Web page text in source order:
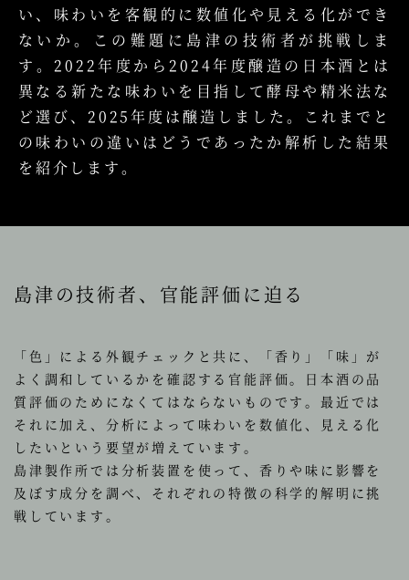
い、味わいを客観的に数値化や見える化ができ
ないか。この難題に島津の技術者が挑戦しま
す。2022年度から2024年度醸造の日本酒とは
異なる新たな味わいを目指して酵母や精米法な
ど選び、2025年度は醸造しました。これまでと
の味わいの違いはどうであったか解析した結果
を紹介します。
島津の技術者、官能評価に迫る
「色」による外観チェックと共に、「香り」「味」が
よく調和しているかを確認する官能評価。日本酒の品
質評価のためになくてはならないものです。最近では
それに加え、分析によって味わいを数値化、見える化
したいという要望が増えています。
島津製作所では分析装置を使って、香りや味に影響を
及ぼす成分を調べ、それぞれの特徴の科学的解明に挑
戦しています。